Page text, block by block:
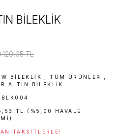
BİLEKLİK
TL
BILEKLIK ,TÜM ÜRÜNLER
ALTIN BILEKLIK
TL (%5,00 HAVALE
TAKSITLERLE!